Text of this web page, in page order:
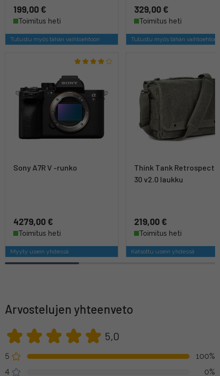
199,00 €
Toimitus heti
Tutustu myös tähän vaihtoehtoon
329,00 €
Toimitus heti
Tutustu myös tähän
Sony A7R V -runko
4279,00 €
Toimitus heti
Myyty usein yhdessä
Think Tank
30 v2.0 laukku
219,00 €
Toimitus heti
Katsottu usein yhdessä
Arvostelujen yhteenveto
5,0
5
100%
4
0%